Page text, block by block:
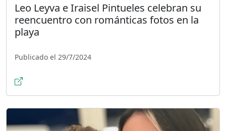
Leo Leyva e Iraisel Pintueles celebran su
reencuentro con románticas fotos en la
playa
Publicado el 29/7/2024